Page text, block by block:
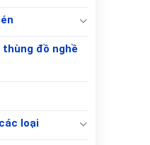
thùng đồ nghề
loại